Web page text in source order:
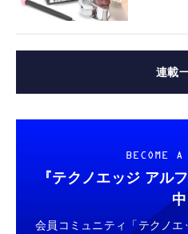
連載
BECOME A
『テクノエッジ アルフ
中
会員コミュニティ「テクノエ